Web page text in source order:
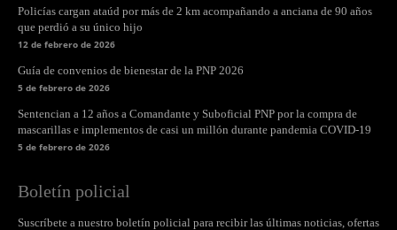
Policías cargan ataúd por más de 2 km acompañando a anciana de 90 años
que perdió a su único hijo
12 de febrero de 2026
Guía de convenios de bienestar de la PNP 2026
5 de febrero de 2026
Sentencian a 12 años a Comandante y Suboficial PNP por la compra de
mascarillas e implementos de casi un millón durante pandemia COVID-19
5 de febrero de 2026
Boletín policial
Suscríbete a nuestro boletín policial para recibir las últimas noticias, ofertas